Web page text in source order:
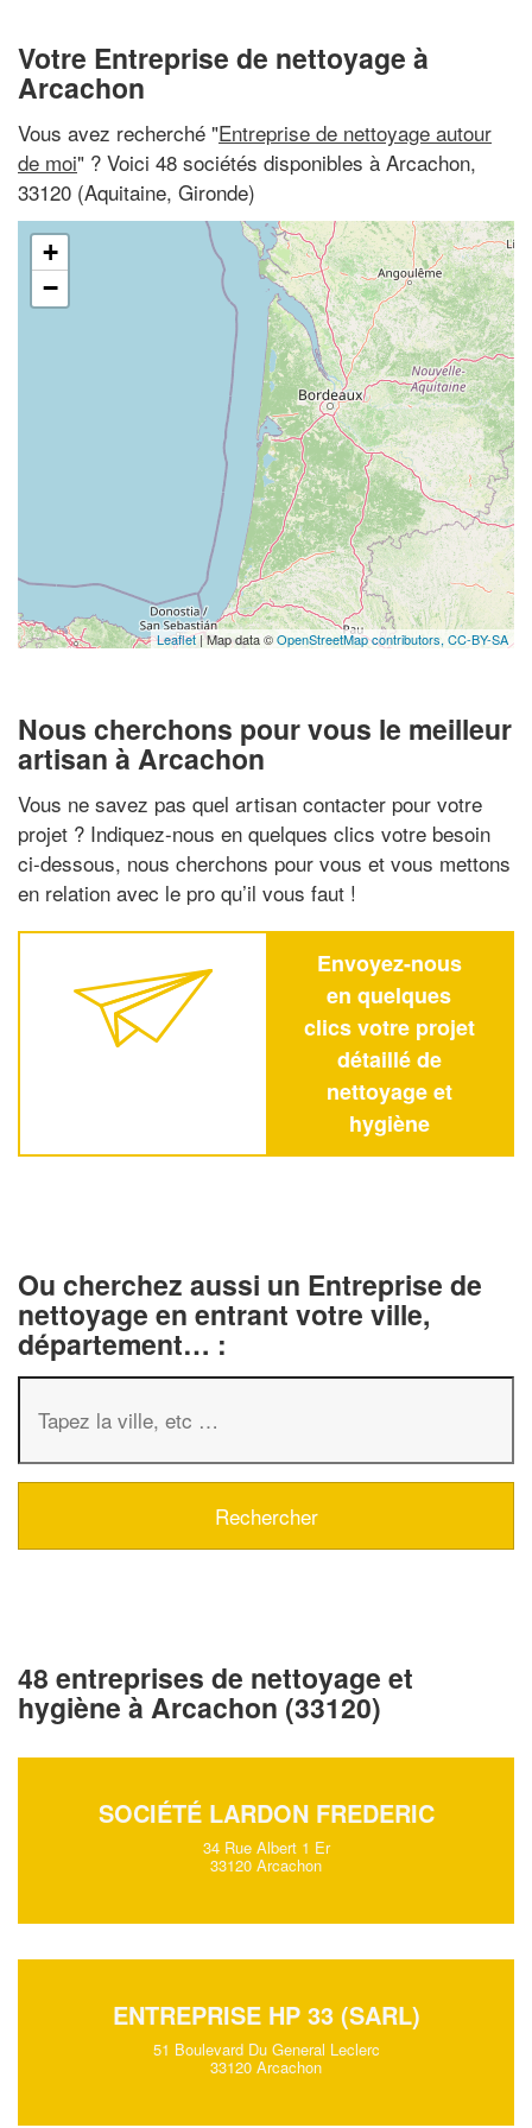
Votre Entreprise de nettoyage à
Arcachon
Vous avez recherché "Entreprise de nettoyage autour
de moi" ? Voici 48 sociétés disponibles à Arcachon,
33120 (Aquitaine, Gironde)
+
−
Leaflet| Map data ©OpenStreetMap contributors, CC-BY-SA
Nous cherchons pour vous le meilleur
artisan à Arcachon
Vous ne savez pas quel artisan contacter pour votre
projet ? Indiquez-nous en quelques clics votre besoin
ci-dessous, nous cherchons pour vous et vous mettons
en relation avec le pro qu’il vous faut !
Envoyez-nous
en quelques
clics votre projet
détaillé de
nettoyage et
hygiène
Ou cherchez aussi un Entreprise de
nettoyage en entrant votre ville,
département… :
48 entreprises de nettoyage et
hygiène à Arcachon (33120)
SOCIÉTÉ LARDON FREDERIC
34 Rue Albert 1 Er
33120 Arcachon
ENTREPRISE HP 33 (SARL)
51 Boulevard Du General Leclerc
33120 Arcachon